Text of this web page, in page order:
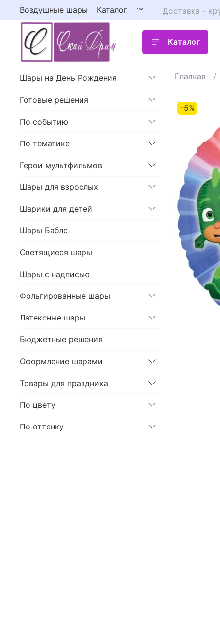
Воздушные шары Каталог Доставка -
Каталог
Главная
-5%
Шары на День Рождения
Готовые решения
По событию
По тематике
Герои мультфильмов
Шары для взрослых
Шарики для детей
Шары Баблс
Светящиеся шары
Шары с надписью
Фольгированные шары
Латексные шары
Бюджетные решения
Оформление шарами
Товары для праздника
По цвету
По оттенку